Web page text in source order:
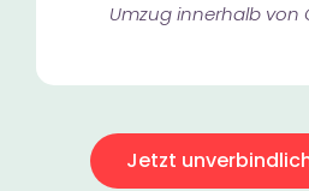
Umzug innerhalb von
Jetzt